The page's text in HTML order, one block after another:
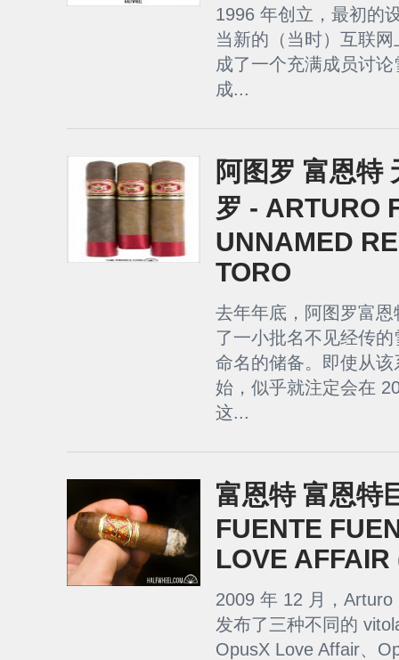
1996 年创立，最初的
当新的（当时）互联
成了一个充满成员讨
成...
阿图罗 富恩特
罗 - ARTURO
UNNAMED
TORO
去年年底，阿图罗富
了一小批名不见经传
命名的储备。即使从
始，似乎就注定会在
这...
富恩特 富恩特
FUENTE
LOVE AFFAIR
2009 年 12 月，
发布了三种不同的
OpusX Love Affair、